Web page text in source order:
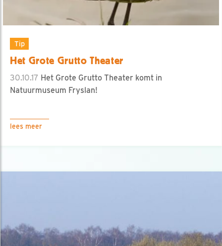
Tip
Het Grote Grutto Theater
30.10.17 Het Grote Grutto Theater komt in
Natuurmuseum Fryslan!
lees meer